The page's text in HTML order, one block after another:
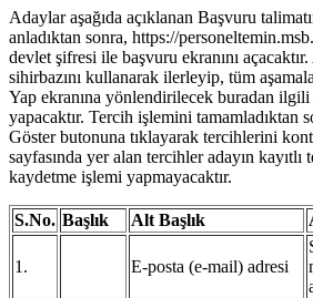
Adaylar aşağıda açıklanan Başvuru
anladıktan sonra, https://
devlet şifresi ile başvuru ekranını
sihirbazını kullanarak ilerleyip, tüm
Yap ekranına yönlendirilecek buradan ilgili
yapacaktır. Tercih işlemini tamamladıktan
Göster butonuna tıklayarak tercihlerini
sayfasında yer alan tercihler adayın
kaydetme işlemi yapmayacaktır.
S.No. Başlık Alt Başlık
1. E-posta (e-mail) adresi